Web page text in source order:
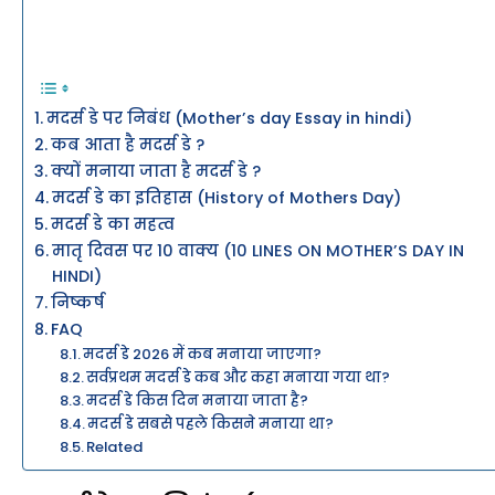
मदर्स डे पर निबंध (Mother’s day Essay in hindi)
कब आता है मदर्स डे ?
क्यों मनाया जाता है मदर्स डे ?
मदर्स डे का इतिहास (History of Mothers Day)
मदर्स डे का महत्व
मातृ दिवस पर 10 वाक्य (10 LINES ON MOTHER’S DAY IN
HINDI)
निष्कर्ष
FAQ
मदर्स डे 2026 में कब मनाया जाएगा?
सर्वप्रथम मदर्स डे कब और कहा मनाया गया था?
मदर्स डे किस दिन मनाया जाता है?
मदर्स डे सबसे पहले किसने मनाया था?
Related